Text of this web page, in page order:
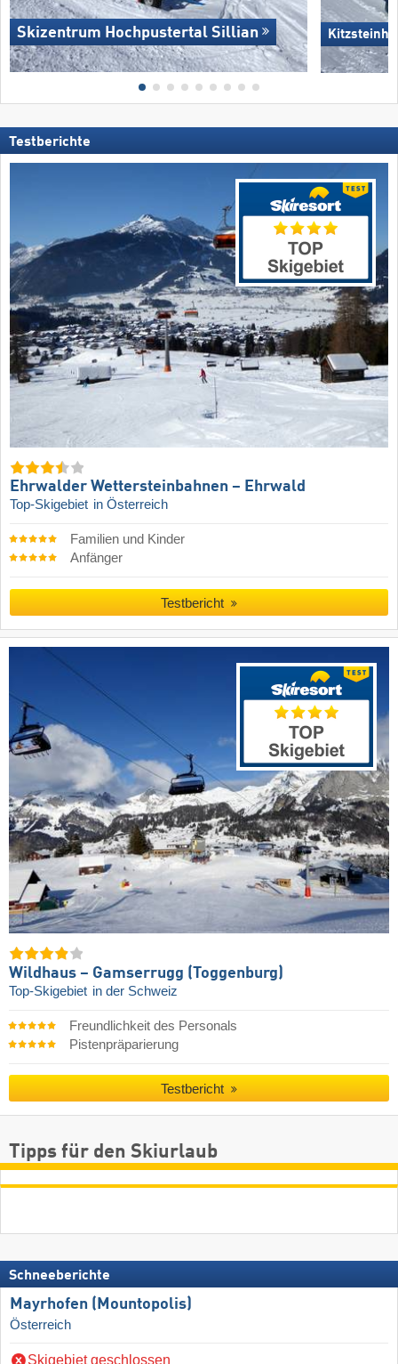
Skizentrum Hochpustertal Sillian
Testberichte
Ehrwalder Wettersteinbahnen – Ehrwald
Top-Skigebiet in Österreich
Familien und Kinder
Anfänger
Testbericht
Wildhaus – Gamserrugg (Toggenburg)
Top-Skigebiet in der Schweiz
Freundlichkeit des Personals
Pistenpräparierung
Testbericht
Tipps für den Skiurlaub
Schneeberichte
Mayrhofen (Mountopolis)
Österreich
Skigebiet geschlossen